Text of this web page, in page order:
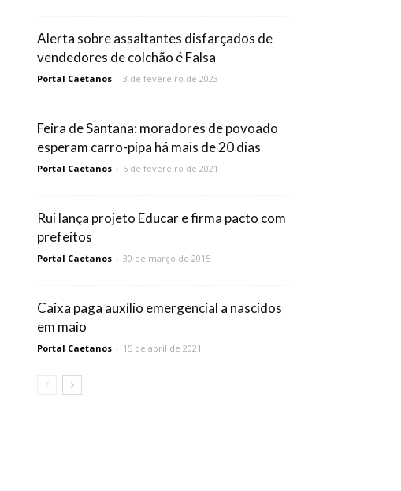
Alerta sobre assaltantes disfarçados de
vendedores de colchão é Falsa
Portal Caetanos - 3 de fevereiro de 2023
Feira de Santana: moradores de povoado
esperam carro-pipa há mais de 20 dias
Portal Caetanos - 6 de fevereiro de 2021
Rui lança projeto Educar e firma pacto com
prefeitos
Portal Caetanos - 30 de março de 2015
Caixa paga auxílio emergencial a nascidos
em maio
Portal Caetanos - 15 de abril de 2021